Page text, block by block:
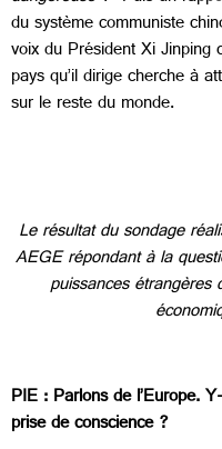
du système communiste
voix du Président Xi
pays qu’il dirige cherche à
sur le reste du monde.
Le résultat du sondage
AEGE répondant à la
puissances
PIE : Parlons de l’Europe.
prise de conscience ?